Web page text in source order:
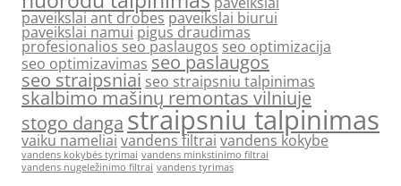
paveikslai ant drobespaveikslai biurui
paveikslai namui pigus draudimas
profesionalios seo paslaugos seo optimizacija
seo optimizavimas seo paslaugos
seo straipsniai seo straipsniu talpinimas
skalbimo mašinų remontas vilniuje
stogo danga straipsniu talpinimas
vaiku nameliai vandens filtrai vandens kokybe
vandens kokybės tyrimai vandens minkstinimo filtrai
vandens nugeležinimo filtrai vandens tyrimas